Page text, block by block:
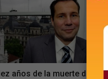
años de la muerte de